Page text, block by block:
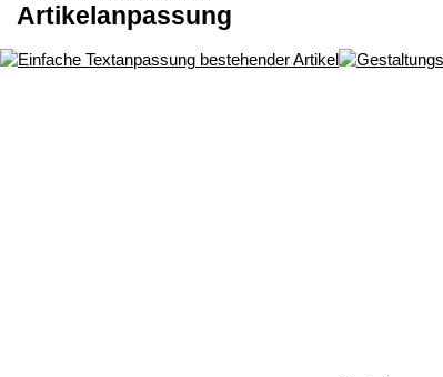
Artikelanpassung